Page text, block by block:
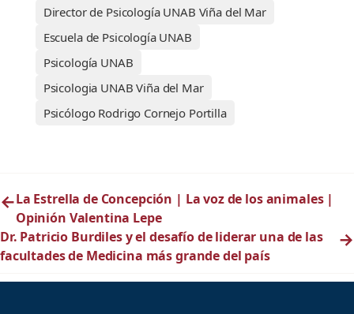
Director de Psicología UNAB Viña del Mar
Escuela de Psicología UNAB
Psicología UNAB
Psicologia UNAB Viña del Mar
Psicólogo Rodrigo Cornejo Portilla
←La Estrella de Concepción | La voz de los animales |
Opinión Valentina Lepe
Dr. Patricio Burdiles y el desafío de liderar una de las
facultades de Medicina más grande del país
→